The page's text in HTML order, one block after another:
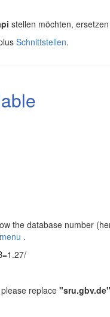
stellen möchten,
Schnittstellen.
the database number
.
replace"sru.gbv.de"